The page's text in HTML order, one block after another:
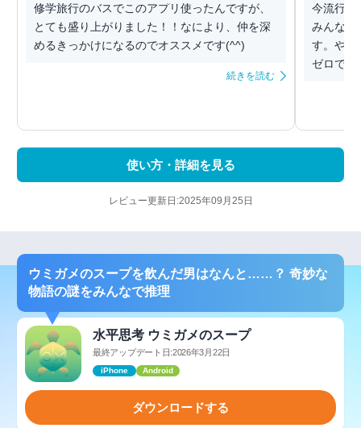
修学旅行のバスでこのアプリ使ったんですが、
とても盛り上がりました！！なにより、仲を深
めるきっかけになるのでオススメです(^^)
続きを読む
今流行り
みんなで
す。やり
ゼロでも
使い方・詳細を見る
レビュー更新日:2025年09月25日
ウミガメのスープを飲んだ男はなんと……？ 奇妙な
物語の謎をみんなで推理
水平思考 ウミガメのスープ
最終アップデート日:2026年3月22日
iPhone Android
ダウンロードする